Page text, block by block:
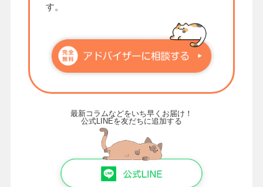
す。
最新コラムなどをいち早くお届け！
公式LINEを友だちに追加する